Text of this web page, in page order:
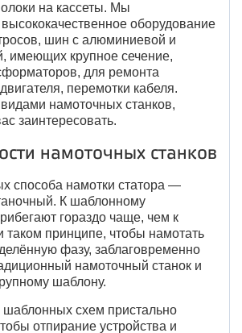
на кассеты. Мы
оборудование
шин с алюминиевой и
имеющих крупное сечение,
для ремонта
перемотки кабеля.
намоточных станков,
заинтересовать.
намоточных станков
способа намотки статора —
К шаблонному
гораздо чаще, чем к
таком принципе, чтобы намотать
фазу, заблаговременно
намоточный станок и
шаблону.
шаблонных схем пристально
отпирание устройства и